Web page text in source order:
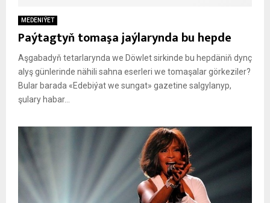
MEDENIÝET
Paýtagtyň tomaşa jaýlarynda bu hepde
Aşgabadyň tetarlarynda we Döwlet sirkinde bu hepdäniň dynç
alyş günlerinde nähili sahna eserleri we tomaşalar görkeziler?
Bular barada «Edebiýat we sungat» gazetine salgylanyp,
şulary habar...